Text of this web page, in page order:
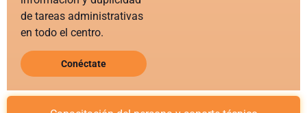
de tareas administrativas
en todo el centro.
Conéctate